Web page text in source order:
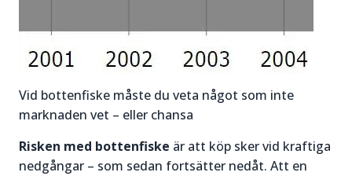
Vid bottenfiske måste du veta något som inte
marknaden vet – eller chansa
Risken med bottenfiske är att köp sker vid kraftiga
nedgångar – som sedan fortsätter nedåt. Att en